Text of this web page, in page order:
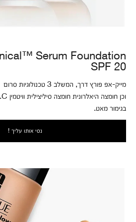
Serum Foundation
SPF 20
מייק-אפ פורץ דרך, המשלב 3 טכנולוגיות סרום
וכן חומצה היאלרונית חומצה סיליצילית וויטמין C.
בגימור מאט.
נסי אותו עליך !